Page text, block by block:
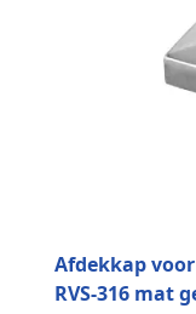
Afdekkap
RVS-316 mat